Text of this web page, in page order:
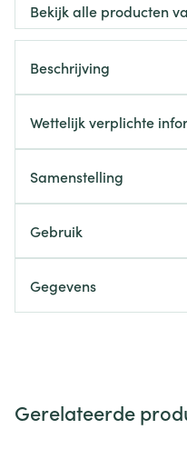
Bekijk alle producten
Beschrijving
Wettelijk verplichte
Samenstelling
Gebruik
Gegevens
Gerelateerde